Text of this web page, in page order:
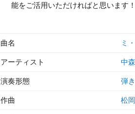
能をご活用いただければと思います！
曲名 ミ
アーティスト 中
演奏形態 弾
作曲 松